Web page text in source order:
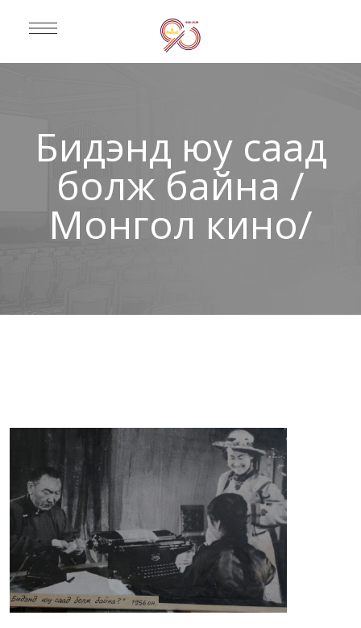
Бидэнд юу саад
болж байна /
Монгол кино/